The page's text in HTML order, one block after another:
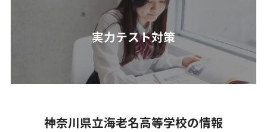
実力テスト対策
神奈川県立海老名高等学校の情報